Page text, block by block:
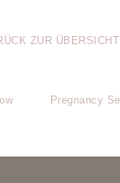
ZUR ÜBERSICHT